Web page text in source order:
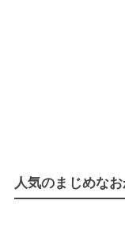
人気のまじめな